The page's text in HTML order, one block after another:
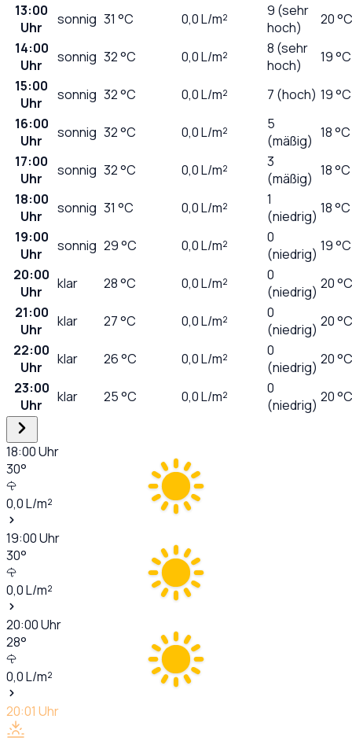
13:00
Uhr
sonnig 31 °C 0,0L/m²
9 (sehr
hoch)
20 °C
14:00
Uhr
sonnig 32°C 0,0L/m²
8 (sehr
hoch)
19 °C
15:00
Uhr
sonnig 32°C 0,0L/m² 7 (hoch) 19 °C
16:00
Uhr
sonnig 32°C 0,0L/m²
5
(mäßig) 18 °C
17:00
Uhr
sonnig 32°C 0,0L/m²
3
(mäßig) 18 °C
18:00
Uhr
sonnig 31 °C 0,0L/m²
1
(niedrig) 18 °C
19:00
Uhr
sonnig 29°C 0,0L/m²
0
(niedrig) 19 °C
20:00
Uhr
klar 28°C 0,0L/m²
0
(niedrig) 20 °C
21:00
Uhr
klar 27°C 0,0L/m²
0
(niedrig) 20 °C
22:00
Uhr
klar 26°C 0,0L/m²
0
(niedrig) 20 °C
23:00
Uhr
klar 25°C 0,0L/m²
0
(niedrig) 20 °C
18:00Uhr
30°
0,0L/m²
19:00Uhr
30°
0,0L/m²
20:00Uhr
28°
0,0L/m²
20:01 Uhr